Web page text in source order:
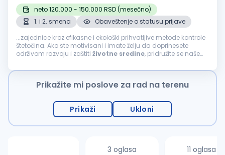
neto 120.000 - 150.000 RSD (mesečno)
1. i 2. smena
Obaveštenje o statusu prijave
...zajednice kroz efikasne i ekološki prihvatljive metode kontrole
štetočina. Ako ste motivisani i imate želju da doprinesete
održivom razvoju i zaštiti životne sredine, pridružite se našem
dezinsekcije...
Prikažite mi poslove za rad na terenu
Prikaži Ukloni
3 oglasa 11 oglasa